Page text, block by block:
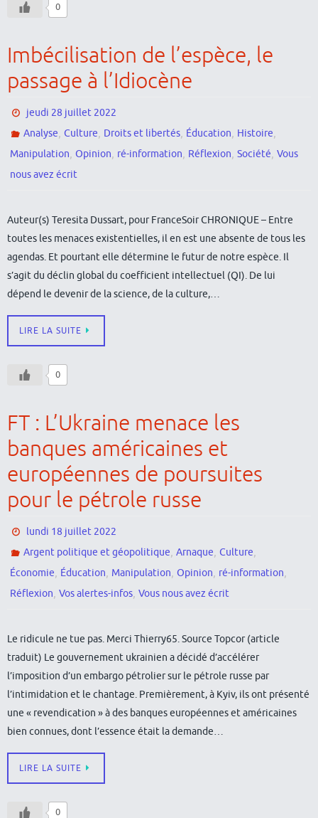
0
Imbécilisation de l’espèce, le
passage à l’Idiocène
jeudi 28 juillet 2022
Analyse,Culture, Droits et libertés, Éducation, Histoire,
Manipulation, Opinion, ré-information, Réflexion, Société, Vous
nous avez écrit
Auteur(s) Teresita Dussart, pour FranceSoir CHRONIQUE – Entre
toutes les menaces existentielles, il en est une absente de tous les
agendas. Et pourtant elle détermine le futur de notre espèce. Il
s’agit du déclin global du coefficient intellectuel (QI). De lui
dépend le devenir de la science, de la culture,…
LIRE LA SUITE
0
FT : L’Ukraine menace les
banques américaines et
européennes de poursuites
pour le pétrole russe
lundi 18 juillet 2022
Argent politique et géopolitique,Arnaque,Culture,
Économie, Éducation, Manipulation, Opinion, ré-information,
Réflexion, Vos alertes-infos, Vous nous avez écrit
Le ridicule ne tue pas. Merci Thierry65. Source Topcor (article
traduit) Le gouvernement ukrainien a décidé d’accélérer
l’imposition d’un embargo pétrolier sur le pétrole russe par
l’intimidation et le chantage. Premièrement, à Kyiv, ils ont présenté
une « revendication » à des banques européennes et américaines
bien connues, dont l’essence était la demande…
LIRE LA SUITE
0